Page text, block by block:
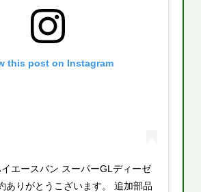
this post on Instagram
エースバン スーパーGLディーゼ
ありがとうこざいます。 追加部品